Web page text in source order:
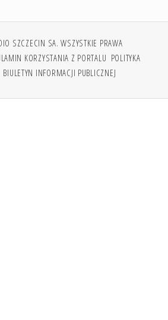
SZCZECIN SA. WSZYSTKIE PRAWA
KORZYSTANIA Z PORTALU POLITYKA
BIULETYN INFORMACJI PUBLICZNEJ